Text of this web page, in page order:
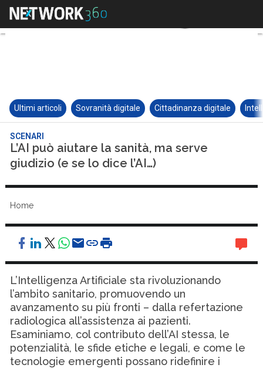
Ultimi articoli Sovranità digitale Cittadinanza digitale
SCENARI
L’AI può aiutare la sanità, ma serve
giudizio (e se lo dice l’AI…)
Home
L’Intelligenza Artificiale sta rivoluzionando
l’ambito sanitario, promuovendo un
avanzamento su più fronti – dalla refertazione
radiologica all’assistenza ai pazienti.
Esaminiamo, col contributo dell’AI stessa, le
potenzialità, le sfide etiche e legali, e come le
tecnologie emergenti possano ridefinire i